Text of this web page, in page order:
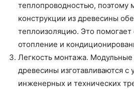
теплопроводностью, поэтому
конструкции из древесины
теплоизоляцию. Это помогает
отопление и
Легкость монтажа. Модульные
древесины изготавливаются с
инженерных и технических